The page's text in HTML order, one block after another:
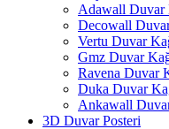
Adawall Duvar
Decowall Duvar
Vertu Duvar
Gmz Duvar
Ravena Duvar
Duka Duvar
Ankawall
3D Duvar Posteri